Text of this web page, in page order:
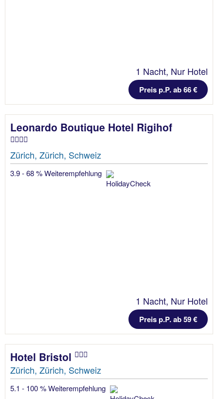
1 Nacht, Nur Hotel
Preis p.P. ab 66 €
Leonardo Boutique Hotel Rigihof
Zürich, Zürich, Schweiz
3.9 - 68 % Weiterempfehlung
1 Nacht, Nur Hotel
Preis p.P. ab 59 €
Hotel Bristol
Zürich, Zürich, Schweiz
5.1 - 100 % Weiterempfehlung